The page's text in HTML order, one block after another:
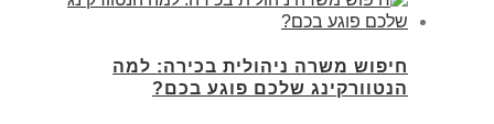
חיפוש משרה ניהולית בכירה: למה
הנטוורקינג שלכם פוגע בכם?